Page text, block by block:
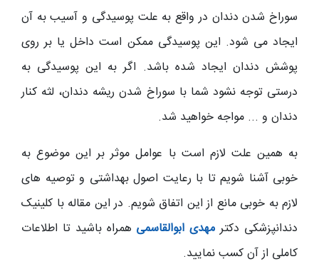
سوراخ شدن دندان در واقع به علت پوسیدگی و آسیب به آن
ایجاد می شود. این پوسیدگی ممکن است داخل یا بر روی
پوشش دندان ایجاد شده باشد. اگر به این پوسیدگی به
درستی توجه نشود شما با سوراخ شدن ریشه دندان، لثه کنار
دندان و ... مواجه خواهید شد.
به همین علت لازم است با عوامل موثر بر این موضوع به
خوبی آشنا شویم تا با رعایت اصول بهداشتی و توصیه های
لازم به خوبی مانع از این اتفاق شویم. در این مقاله با کلینیک
دندانپزشکی دکتر مهدی ابوالقاسمی همراه باشید تا اطلاعات
کاملی از آن کسب نمایید.